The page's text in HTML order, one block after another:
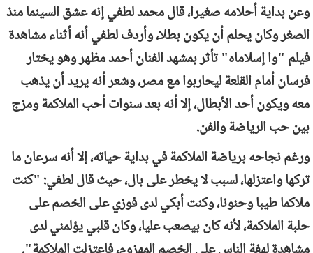
وعن بداية أحلامه صغيرا، قال محمد لطفي إنه عشق السينما منذ
الصغر وكان يحلم أن يكون بطلا، وأردف لطفي أنه أثناء مشاهدة
فيلم "وا إسلاماه" تأثر بمشهد الفنان أحمد مظهر وهو يختار
فرسان أمام القلعة ليحاربوا مع مصر، وشعر أنه يريد أن يذهب
معه ويكون أحد الأبطال، إلا أنه بعد سنوات أحب الملاكمة ومزج
بين حب الرياضة والفن.
ورغم نجاحه برياضة الملاكمة في بداية حياته، إلا أنه سرعان ما
تركها واعتزلها، لسبب لا يخطر على بال، حيث قال لطفي: "كنت
ملاكما طيبا وحنونا، وكنت أبكي لدى فوزي على الخصم على
حلبة الملاكمة، لأنه كان بيصعب عليا، وكان قلبي يؤلمني لدى